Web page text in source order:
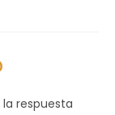
la respuesta